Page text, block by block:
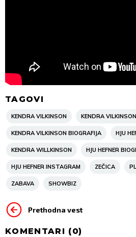
TAGOVI
KENDRA VILKINSON KENDRA
KENDRA VILKINSON BIOGRAFIJA HJU
KENDRA WILLKINSON HJU HEFNER
HJU HEFNER INSTAGRAM ZEČICA
ZABAVA SHOWBIZ
Prethodna vest
KOMENTARI (0)